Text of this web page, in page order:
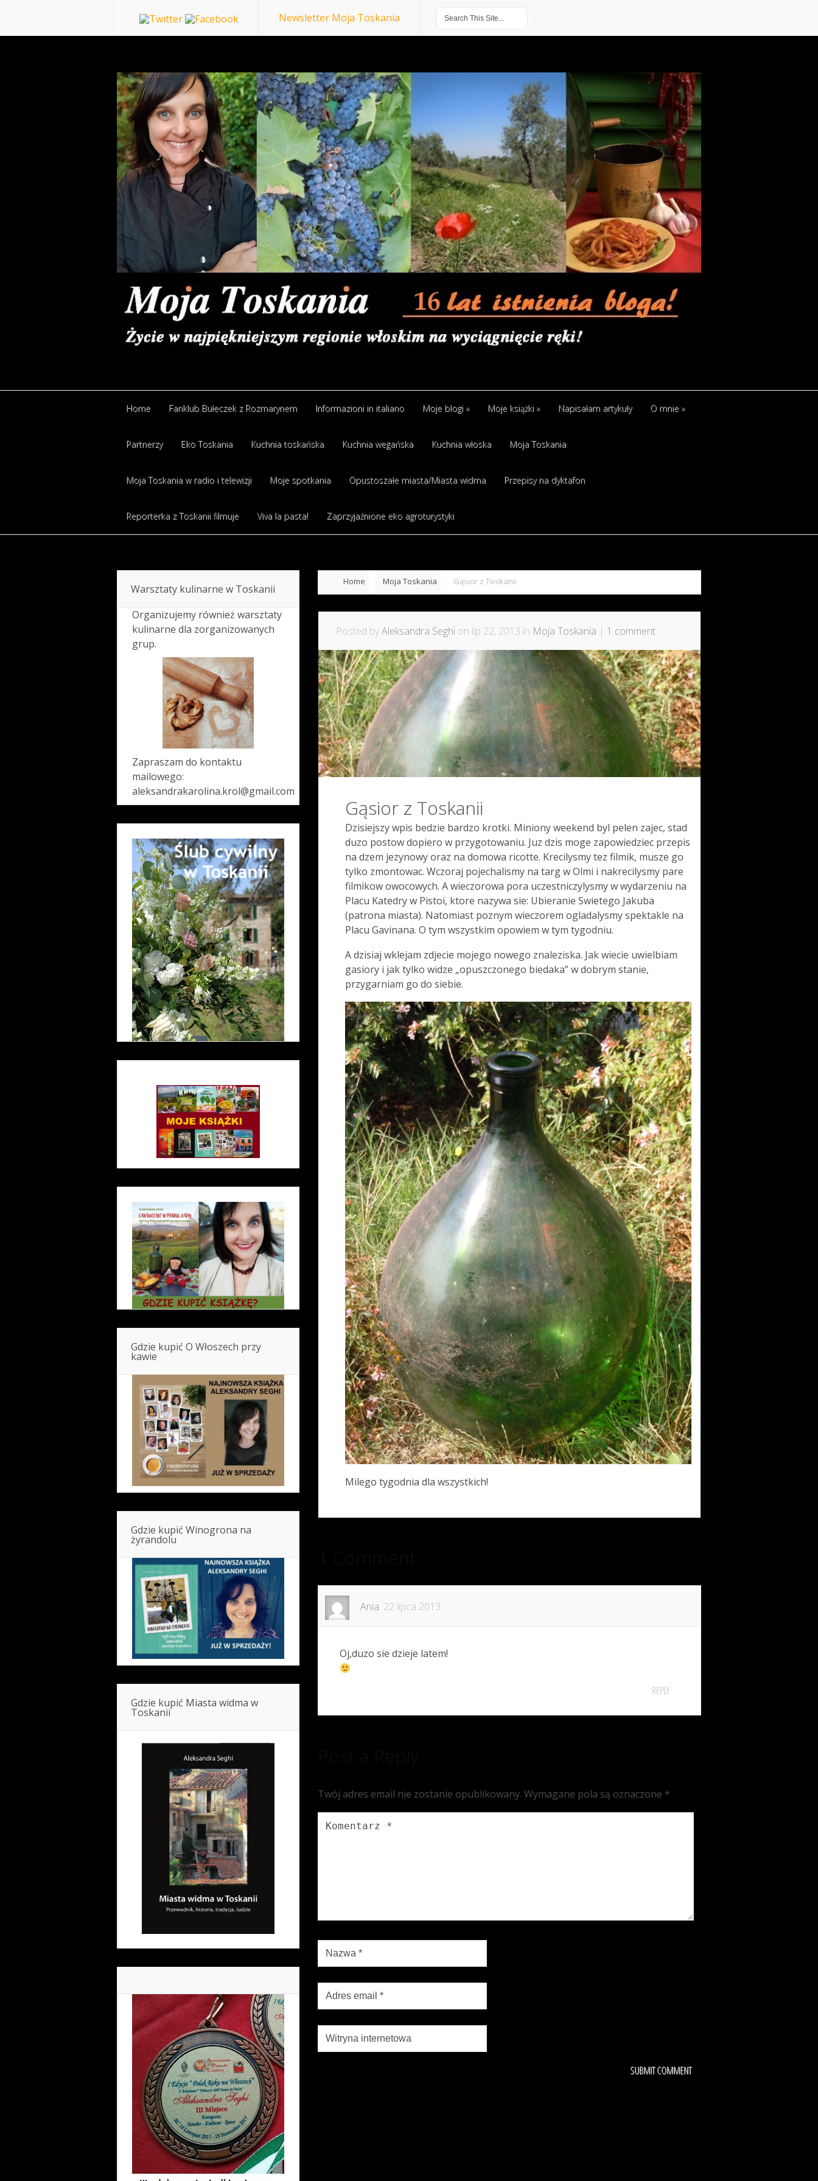
Newsletter Moja Toskania
Home Fanklub Bułeczek z Rozmarynem Informazioni in italiano Moje blogi » Moje książki » Napisałam artykuły O mnie »
Partnerzy Eko Toskania Kuchnia toskańska Kuchnia wegańska Kuchnia włoska Moja Toskania
Moja Toskania w radio i telewizji Moje spotkania Opustoszałe miasta/Miasta widma Przepisy na dyktafon
Reporterka z Toskanii filmuje Viva la pasta! Zaprzyjaźnione eko agroturystyki
Home Moja Toskania Gąsior z Toskanii
Posted byAleksandra Seghi on lip 22, 2013 in Moja Toskania | 1 comment
Gąsior z Toskanii
Dzisiejszy wpis bedzie bardzo krotki. Miniony weekend byl pelen zajec, stad
duzo postow dopiero w przygotowaniu. Juz dzis moge zapowiedziec przepis
na dzem jezynowy oraz na domowa ricotte. Krecilysmy tez filmik, musze go
tylko zmontowac. Wczoraj pojechalismy na targ w Olmi i nakrecilysmy pare
filmikow owocowych. A wieczorowa pora uczestniczylysmy w wydarzeniu na
Placu Katedry w Pistoi, ktore nazywa sie: Ubieranie Swietego Jakuba
(patrona miasta). Natomiast poznym wieczorem ogladalysmy spektakle na
Placu Gavinana. O tym wszystkim opowiem w tym tygodniu.
A dzisiaj wklejam zdjecie mojego nowego znaleziska. Jak wiecie uwielbiam
gasiory i jak tylko widze „opuszczonego biedaka” w dobrym stanie,
przygarniam go do siebie.
Milego tygodnia dla wszystkich!
Ania 22 lipca 2013
Oj,duzo sie dzieje latem!
REPLY
Twój adres email nie zostanie opublikowany. Wymagane pola są oznaczone *
Warsztaty kulinarne w Toskanii
Organizujemy również warsztaty
kulinarne dla zorganizowanych
grup.
Zapraszam do kontaktu
mailowego:
aleksandrakarolina.krol@gmail.com
Gdzie kupić O Włoszech przy
kawie
Gdzie kupić Winogrona na
żyrandolu
Gdzie kupić Miasta widma w
Toskanii